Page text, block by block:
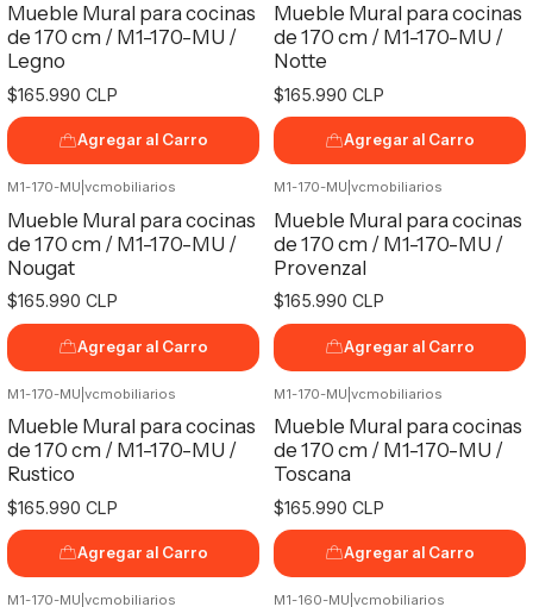
Mueble Mural para cocinas
de 170 cm / M1-170-MU /
Legno
$165.990 CLP
Agregar al Carro
Mueble Mural para cocinas
de 170 cm / M1-170-MU /
Notte
$165.990 CLP
Agregar al Carro
M1-170-MU vcmobiliarios
Mueble Mural para cocinas
de 170 cm / M1-170-MU /
Nougat
$165.990 CLP
Agregar al Carro
M1-170-MU vcmobiliarios
Mueble Mural para cocinas
de 170 cm / M1-170-MU /
Provenzal
$165.990 CLP
Agregar al Carro
M1-170-MU vcmobiliarios
Mueble Mural para cocinas
de 170 cm / M1-170-MU /
Rustico
$165.990 CLP
Agregar al Carro
M1-170-MU vcmobiliarios
Mueble Mural para cocinas
de 170 cm / M1-170-MU /
Toscana
$165.990 CLP
Agregar al Carro
M1-170-MU vcmobiliarios M1-160-MU vcmobiliarios